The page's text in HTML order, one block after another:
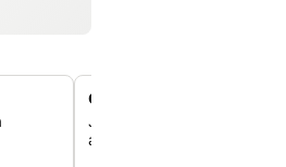
Oma sauna jokaisessa
Jokaisessa huoneistossa
aidon suomalaisen